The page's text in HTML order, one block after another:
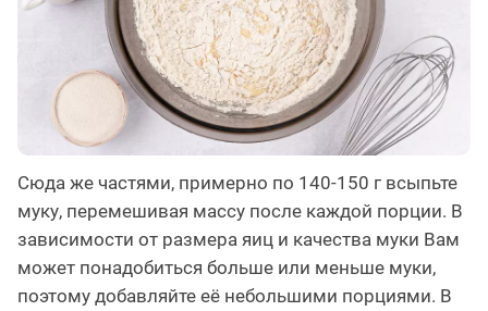
Сюда же частями, примерно по 140-150 г всыпьте
муку, перемешивая массу после каждой порции. В
зависимости от размера яиц и качества муки Вам
может понадобиться больше или меньше муки,
поэтому добавляйте её небольшими порциями. В